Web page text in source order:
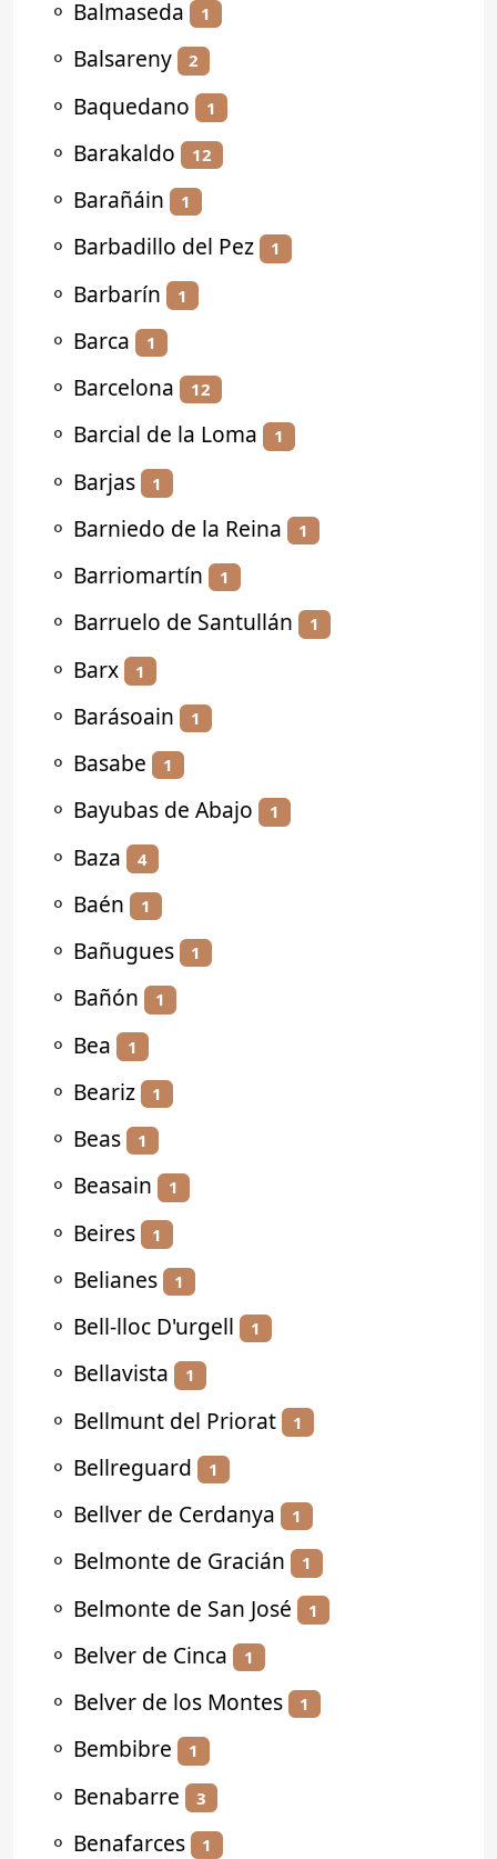
⚬ Balmaseda 1
⚬ Balsareny 2
⚬ Baquedano 1
⚬ Barakaldo 12
⚬ Barañáin 1
⚬ Barbadillo del Pez 1
⚬ Barbarín 1
⚬ Barca 1
⚬ Barcelona 12
⚬ Barcial de la Loma 1
⚬ Barjas 1
⚬ Barniedo de la Reina 1
⚬ Barriomartín 1
⚬ Barruelo de Santullán 1
⚬ Barx 1
⚬ Barásoain 1
⚬ Basabe 1
⚬ Bayubas de Abajo 1
⚬ Baza 4
⚬ Baén 1
⚬ Bañugues 1
⚬ Bañón 1
⚬ Bea 1
⚬ Beariz 1
⚬ Beas 1
⚬ Beasain 1
⚬ Beires 1
⚬ Belianes 1
⚬ Bell-lloc D'urgell 1
⚬ Bellavista 1
⚬ Bellmunt del Priorat 1
⚬ Bellreguard 1
⚬ Bellver de Cerdanya 1
⚬ Belmonte de Gracián 1
⚬ Belmonte de San José 1
⚬ Belver de Cinca 1
⚬ Belver de los Montes 1
⚬ Bembibre 1
⚬ Benabarre 3
⚬ Benafarces 1